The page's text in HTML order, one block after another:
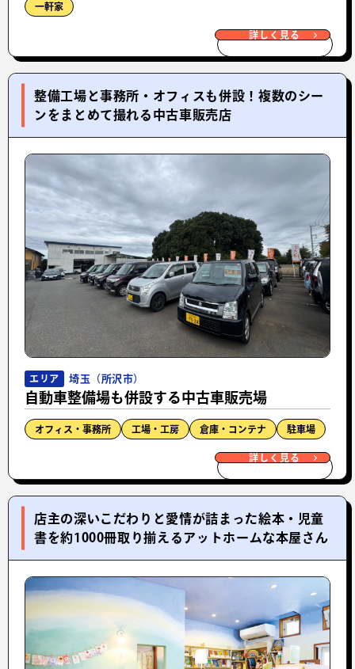
一軒家
詳しく見る
整備工場と事務所・オフィスも併設！複数のシー
ンをまとめて撮れる中古車販売店
エリア 埼玉（所沢市）
自動車整備場も併設する中古車販売場
オフィス・事務所 工場・工房 倉庫・コンテナ 駐車場
詳しく見る
店主の深いこだわりと愛情が詰まった絵本・児童
書を約1000冊取り揃えるアットホームな本屋さん